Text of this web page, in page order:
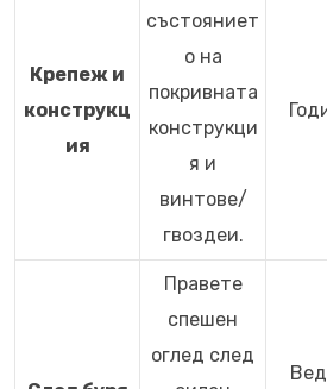
Крепеж и
конструкц
ия
състояниет
о на
покривната
конструкци
я и
винтове/
гвоздеи.
Правете
спешен
оглед след